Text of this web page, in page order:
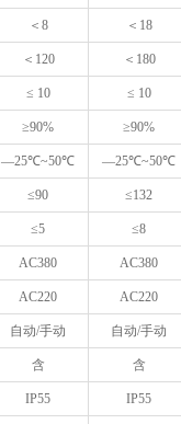
＜ 8 ＜ 18
＜ 120 ＜ 180
≤ 10 ≤ 10
≥90% ≥90%
—25℃~50℃ —25℃~50℃
≤90 ≤132
≤5 ≤8
AC380 AC380
AC220 AC220
自动/手动 自动/手动
含 含
IP55 IP55